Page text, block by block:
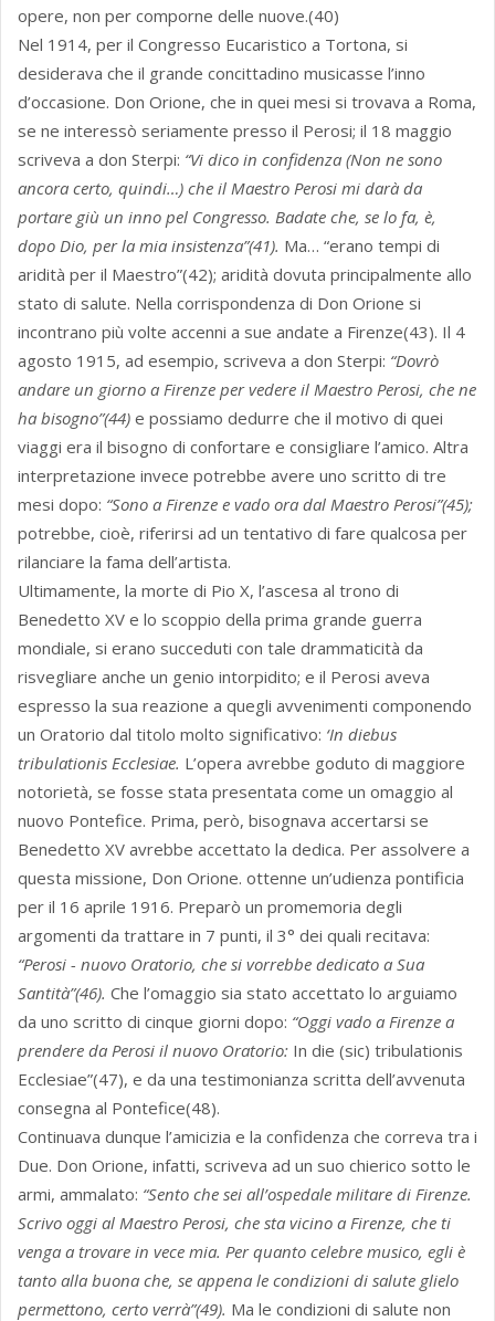
opere, non per comporne delle nuove.(40)
Nel 1914, per il Congresso Eucaristico a Tortona, si
desiderava che il grande concittadino musicasse l’inno
d’occasione. Don Orione, che in quei mesi si trovava a Roma,
se ne interessò seriamente presso il Perosi; il 18 maggio
scriveva a don Sterpi: “Vi dico in confidenza (Non ne sono
ancora certo, quindi…) che il Maestro Perosi mi darà da
portare giù un inno pel Congresso. Badate che, se lo fa, è,
dopo Dio, per la mia insistenza”(41). Ma… “erano tempi di
aridità per il Maestro”(42); aridità dovuta principalmente allo
stato di salute. Nella corrispondenza di Don Orione si
incontrano più volte accenni a sue andate a Firenze(43). Il 4
agosto 1915, ad esempio, scriveva a don Sterpi: “Dovrò
andare un giorno a Firenze per vedere il Maestro Perosi, che ne
ha bisogno”(44) e possiamo dedurre che il motivo di quei
viaggi era il bisogno di confortare e consigliare l’amico. Altra
interpretazione invece potrebbe avere uno scritto di tre
mesi dopo: “Sono a Firenze e vado ora dal Maestro Perosi”(45);
potrebbe, cioè, riferirsi ad un tentativo di fare qualcosa per
rilanciare la fama dell’artista.
Ultimamente, la morte di Pio X, l’ascesa al trono di
Benedetto XV e lo scoppio della prima grande guerra
mondiale, si erano succeduti con tale drammaticità da
risvegliare anche un genio intorpidito; e il Perosi aveva
espresso la sua reazione a quegli avvenimenti componendo
un Oratorio dal titolo molto significativo: ‘In diebus
tribulationis Ecclesiae. L’opera avrebbe goduto di maggiore
notorietà, se fosse stata presentata come un omaggio al
nuovo Pontefice. Prima, però, bisognava accertarsi se
Benedetto XV avrebbe accettato la dedica. Per assolvere a
questa missione, Don Orione. ottenne un’udienza pontificia
per il 16 aprile 1916. Preparò un promemoria degli
argomenti da trattare in 7 punti, il 3° dei quali recitava:
“Perosi - nuovo Oratorio, che si vorrebbe dedicato a Sua
Santità”(46). Che l’omaggio sia stato accettato lo arguiamo
da uno scritto di cinque giorni dopo: “Oggi vado a Firenze a
prendere da Perosi il nuovo Oratorio: In die (sic) tribulationis
Ecclesiae”(47), e da una testimonianza scritta dell’avvenuta
consegna al Pontefice(48).
Continuava dunque l’amicizia e la confidenza che correva tra i
Due. Don Orione, infatti, scriveva ad un suo chierico sotto le
armi, ammalato: “Sento che sei all’ospedale militare di Firenze.
Scrivo oggi al Maestro Perosi, che sta vicino a Firenze, che ti
venga a trovare in vece mia. Per quanto celebre musico, egli è
tanto alla buona che, se appena le condizioni di salute glielo
permettono, certo verrà”(49). Ma le condizioni di salute non